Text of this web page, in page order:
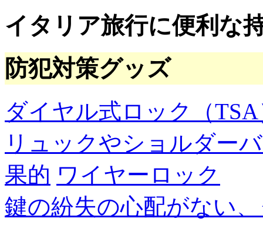
イタリア旅行に便利な
防犯対策グッズ
ダイヤル式ロック（
リュックやショルダー
果的 ワイヤーロック
鍵の紛失の心配がない